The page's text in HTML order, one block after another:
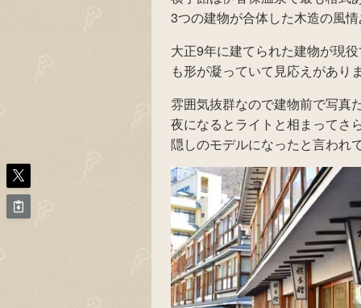
3つの建物が合体した木造の風
大正9年に建てられた建物が現
も形が凝っていて見応えがあり
雰囲気抜群なので建物前で写真
夜になるとライトと相まってさ
隠しのモデルになったと言われ